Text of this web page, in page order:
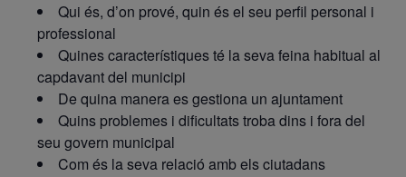
Qui és, d’on prové, quin és el seu perfil personal i
professional
Quines característiques té la seva feina habitual al
capdavant del municipi
De quina manera es gestiona un ajuntament
Quins problemes i dificultats troba dins i fora del
seu govern municipal
Com és la seva relació amb els ciutadans